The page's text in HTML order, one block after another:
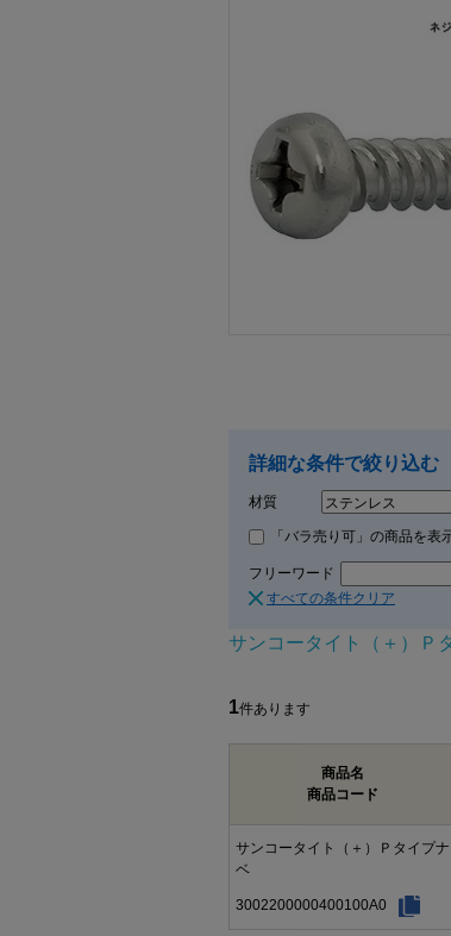
詳細な条件で絞り込む
材質
「バラ売り可」の商品を表
フリーワード
すべての条件クリア
サンコータイト（＋）Ｐ
1件あります
商品名
商品コード
サンコータイト（＋）Ｐタイプナ
ベ
3002200000400100A0